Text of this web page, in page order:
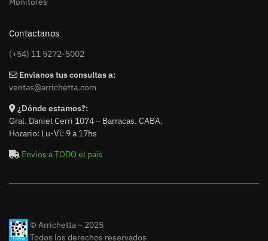
Contactanos
(+54) 11 5272-5002
Envianos tus consultas a:
ventas@arrichetta.com
¿Dónde estamos?:
Gral. Daniel Cerri 1074 – Barracas. CABA.
Horario: Lu-Vi: 9 a 17hs
Envíos a TODO el país
© Arrichetta – 2025
Todos los derechos reservados